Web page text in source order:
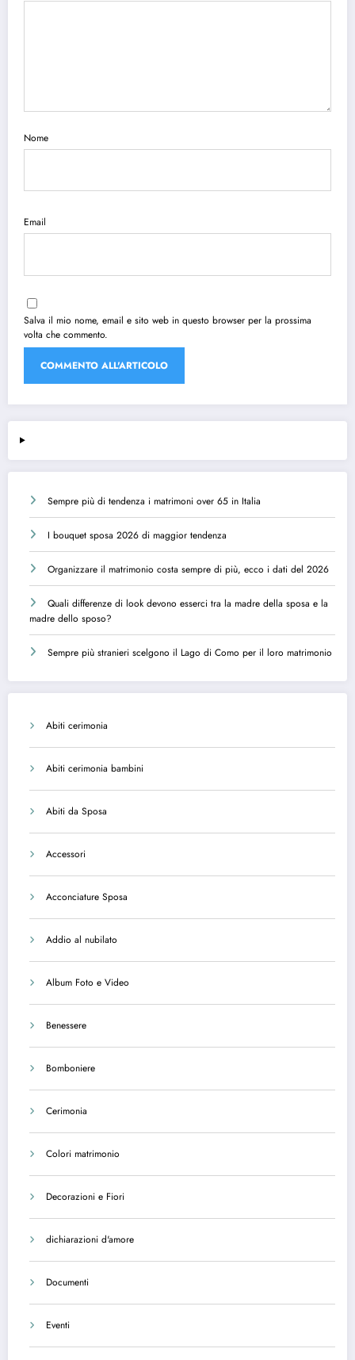
Nome
Email
Salva il mio nome, email e sito web in questo browser per la prossima
volta che commento.
Sempre più di tendenza i matrimoni over 65 in Italia
I bouquet sposa 2026 di maggior tendenza
Organizzare il matrimonio costa sempre di più, ecco i dati del 2026
Quali differenze di look devono esserci tra la madre della sposa e la
madre dello sposo?
Sempre più stranieri scelgono il Lago di Como per il loro matrimonio
Abiti cerimonia
Abiti cerimonia bambini
Abiti da Sposa
Accessori
Acconciature Sposa
Addio al nubilato
Album Foto e Video
Benessere
Bomboniere
Cerimonia
Colori matrimonio
Decorazioni e Fiori
dichiarazioni d'amore
Documenti
Eventi